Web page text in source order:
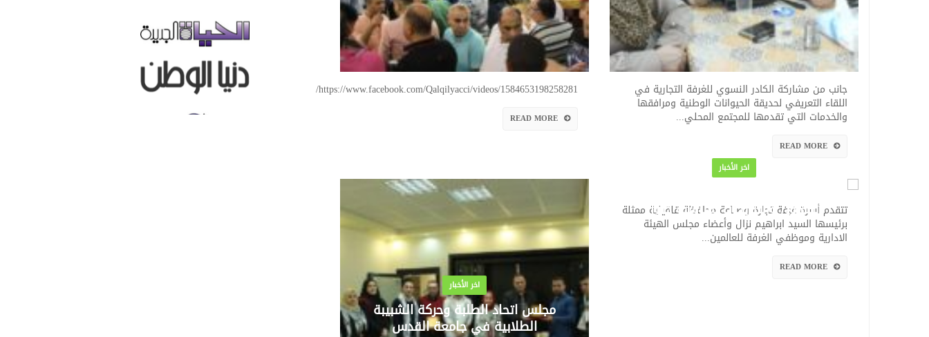
https://www.facebook.com/Qalqilyacci/videos/1584653198258281/
READ MORE
جانب من مشاركة الكادر النسوي للغرفة التجارية في
اللقاء التعريفي لحديقة الحيوانات الوطنية ومرافقها
والخدمات التي تقدمها للمجتمع المحلي...
READ MORE
اخر الأخبار
مجلس اتحاد الطلبة وحركة الشبيبة
الطلابية في جامعة القدس
اخر الأخبار
التهاني والتبريكات بمناسبة حلول
عيد الفطر السعيد
تتقدم أسرة غرفة تجارة وصناعة محافظة قلقيلية ممثلة
برئيسها السيد ابراهيم نزال وأعضاء مجلس الهيئة
الادارية وموظفي الغرفة للعالمين...
READ MORE